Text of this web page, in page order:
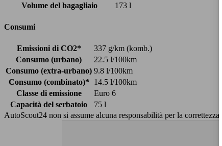
Volume del bagagliaio
173 l
Consumi
Emissioni di CO2*
337 g/km (komb.)
Consumo (urbano)
22.5 l/100km
Consumo (extra-urbano) 9.8 l/100km
Consumo (combinato)*
14.5 l/100km
Classe di emissione
Euro 6
Capacità del serbatoio
75 l
AutoScout24 non si assume alcuna responsabilità per la correttezza